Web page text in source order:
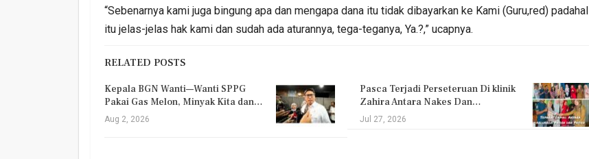
“Sebenarnya kami juga bingung apa dan mengapa dana itu tidak dibayarkan ke Kami (Guru,red) padahal
itu jelas-jelas hak kami dan sudah ada aturannya, tega-teganya, Ya.?,” ucapnya.
RELATED POSTS
Kepala BGN Wanti—Wanti SPPG
Pakai Gas Melon, Minyak Kita dan…
Aug 2, 2026
Pasca Terjadi Perseteruan Di klinik
Zahira Antara Nakes Dan…
Jul 27, 2026